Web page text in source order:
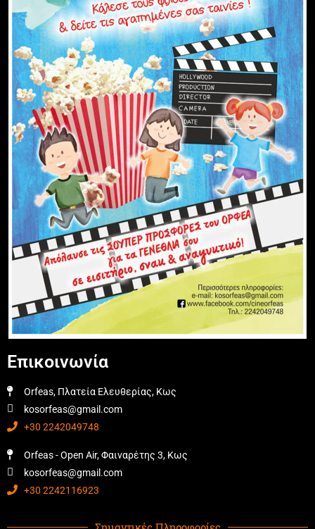
Επικοινωνία
Orfeas, Πλατεία Ελευθερίας, Κως
kosorfeas@gmail.com
+30 2242049748
Orfeas - Open Air, Φαιναρέτης 3, Κως
kosorfeas@gmail.com
+30 2242116923